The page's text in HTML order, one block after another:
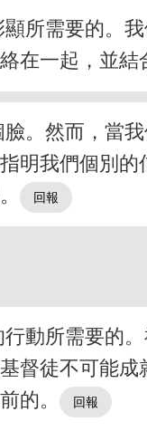
所需要的。
在一起，並結
。然而，當
明我們個別
動所需要的
督徒不可能
的。